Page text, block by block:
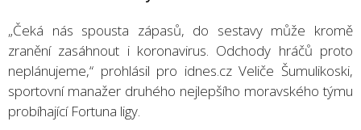
„Čeká nás spousta zápasů, do sestavy může kromě
zranění zasáhnout i koronavirus. Odchody hráčů proto
neplánujeme,“ prohlásil pro idnes.cz Veliče Šumulikoski,
sportovní manažer druhého nejlepšího moravského týmu
probíhající Fortuna ligy.